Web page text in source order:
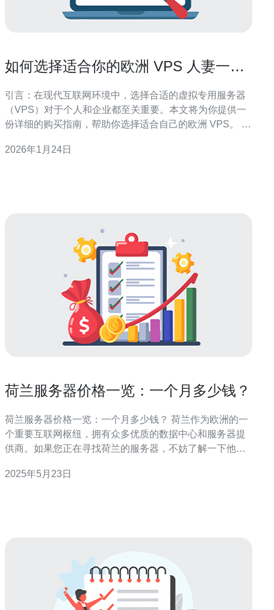
如何选择适合你的欧洲 VPS 人妻一区
引言：在现代互联网环境中，选择合适的虚拟专用服务器
（VPS）对于个人和企业都至关重要。本文将为你提供一
份详细的购买指南，帮助你选择适合自己的欧洲 VPS。 1.
是想要托管网站、应用程序，还是进行游戏服务器？不同
2026年1月24日
荷兰服务器价格一览：一个月多少钱？
荷兰服务器价格一览：一个月多少钱？ 荷兰作为欧洲的一
个重要互联网枢纽，拥有众多优质的数据中心和服务器提
供商。如果您正在寻找荷兰的服务器，不妨了解一下他们
在荷兰，独立服务器的价格取决于配置和服务提供商。一
2025年5月23日